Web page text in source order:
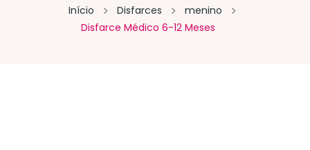
Início Disfarces
menino
Disfarce Médico 6-12 Meses